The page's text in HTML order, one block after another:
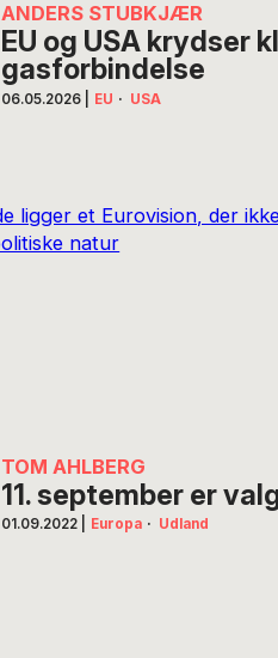
ANDERS STUBKJÆR
EU og USA krydser
gasforbindelse
06.05.2026 EU · USA
TOM AHLBERG
11. september er
01.09.2022 Europa · Udland